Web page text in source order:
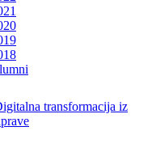
transformacija iz